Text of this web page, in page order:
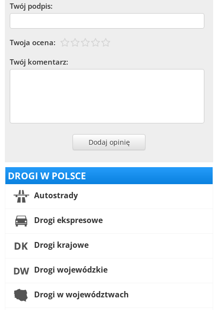
Twój podpis:
Twoja ocena:
Twój komentarz:
Dodaj opinię
DROGI W POLSCE
Autostrady
Drogi ekspresowe
Drogi krajowe
Drogi wojewódzkie
Drogi w województwach